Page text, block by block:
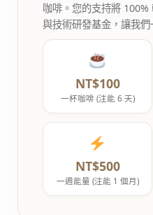
咖啡。您的支持將
與技術研發基金，讓我們
NT$100
一杯咖啡 (注能 6 天)
NT$500
一週能量 (注能 1 個月)